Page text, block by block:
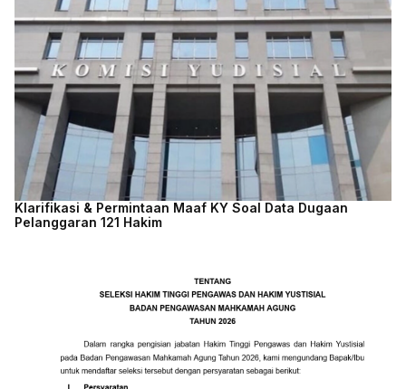
Klarifikasi & Permintaan Maaf KY Soal Data Dugaan
Pelanggaran 121 Hakim